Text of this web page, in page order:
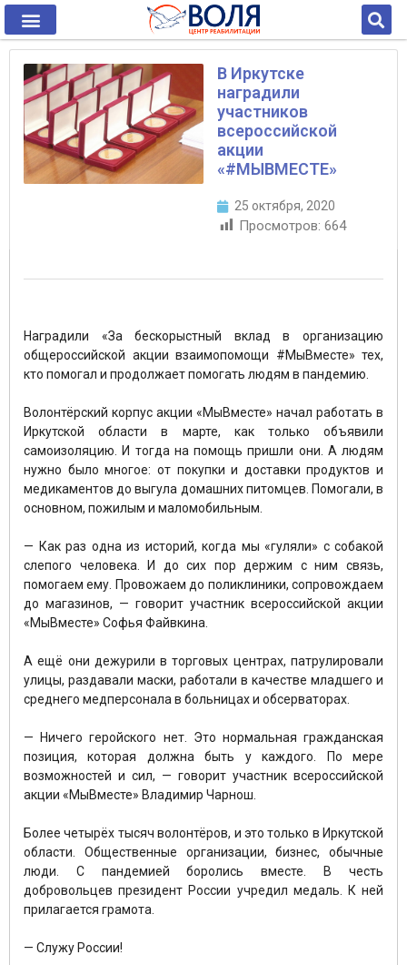
В Иркутске
наградили
участников
всероссийской
акции
«#МЫВМЕСТЕ»
25 октября, 2020
Просмотров: 664
Наградили «За бескорыстный вклад в организацию
общероссийской акции взаимопомощи #МыВместе» тех,
кто помогал и продолжает помогать людям в пандемию.
Волонтёрский корпус акции «МыВместе» начал работать в
Иркутской области в марте, как только объявили
самоизоляцию. И тогда на помощь пришли они. А людям
нужно было многое: от покупки и доставки продуктов и
медикаментов до выгула домашних питомцев. Помогали, в
основном, пожилым и маломобильным.
— Как раз одна из историй, когда мы «гуляли» с собакой
слепого человека. И до сих пор держим с ним связь,
помогаем ему. Провожаем до поликлиники, сопровождаем
до магазинов, — говорит участник всероссийской акции
«МыВместе» Софья Файвкина.
А ещё они дежурили в торговых центрах, патрулировали
улицы, раздавали маски, работали в качестве младшего и
среднего медперсонала в больницах и обсерваторах.
— Ничего геройского нет. Это нормальная гражданская
позиция, которая должна быть у каждого. По мере
возможностей и сил, — говорит участник всероссийской
акции «МыВместе» Владимир Чарнош.
Более четырёх тысяч волонтёров, и это только в Иркутской
области. Общественные организации, бизнес, обычные
люди. С пандемией боролись вместе. В честь
добровольцев президент России учредил медаль. К ней
прилагается грамота.
— Служу России!